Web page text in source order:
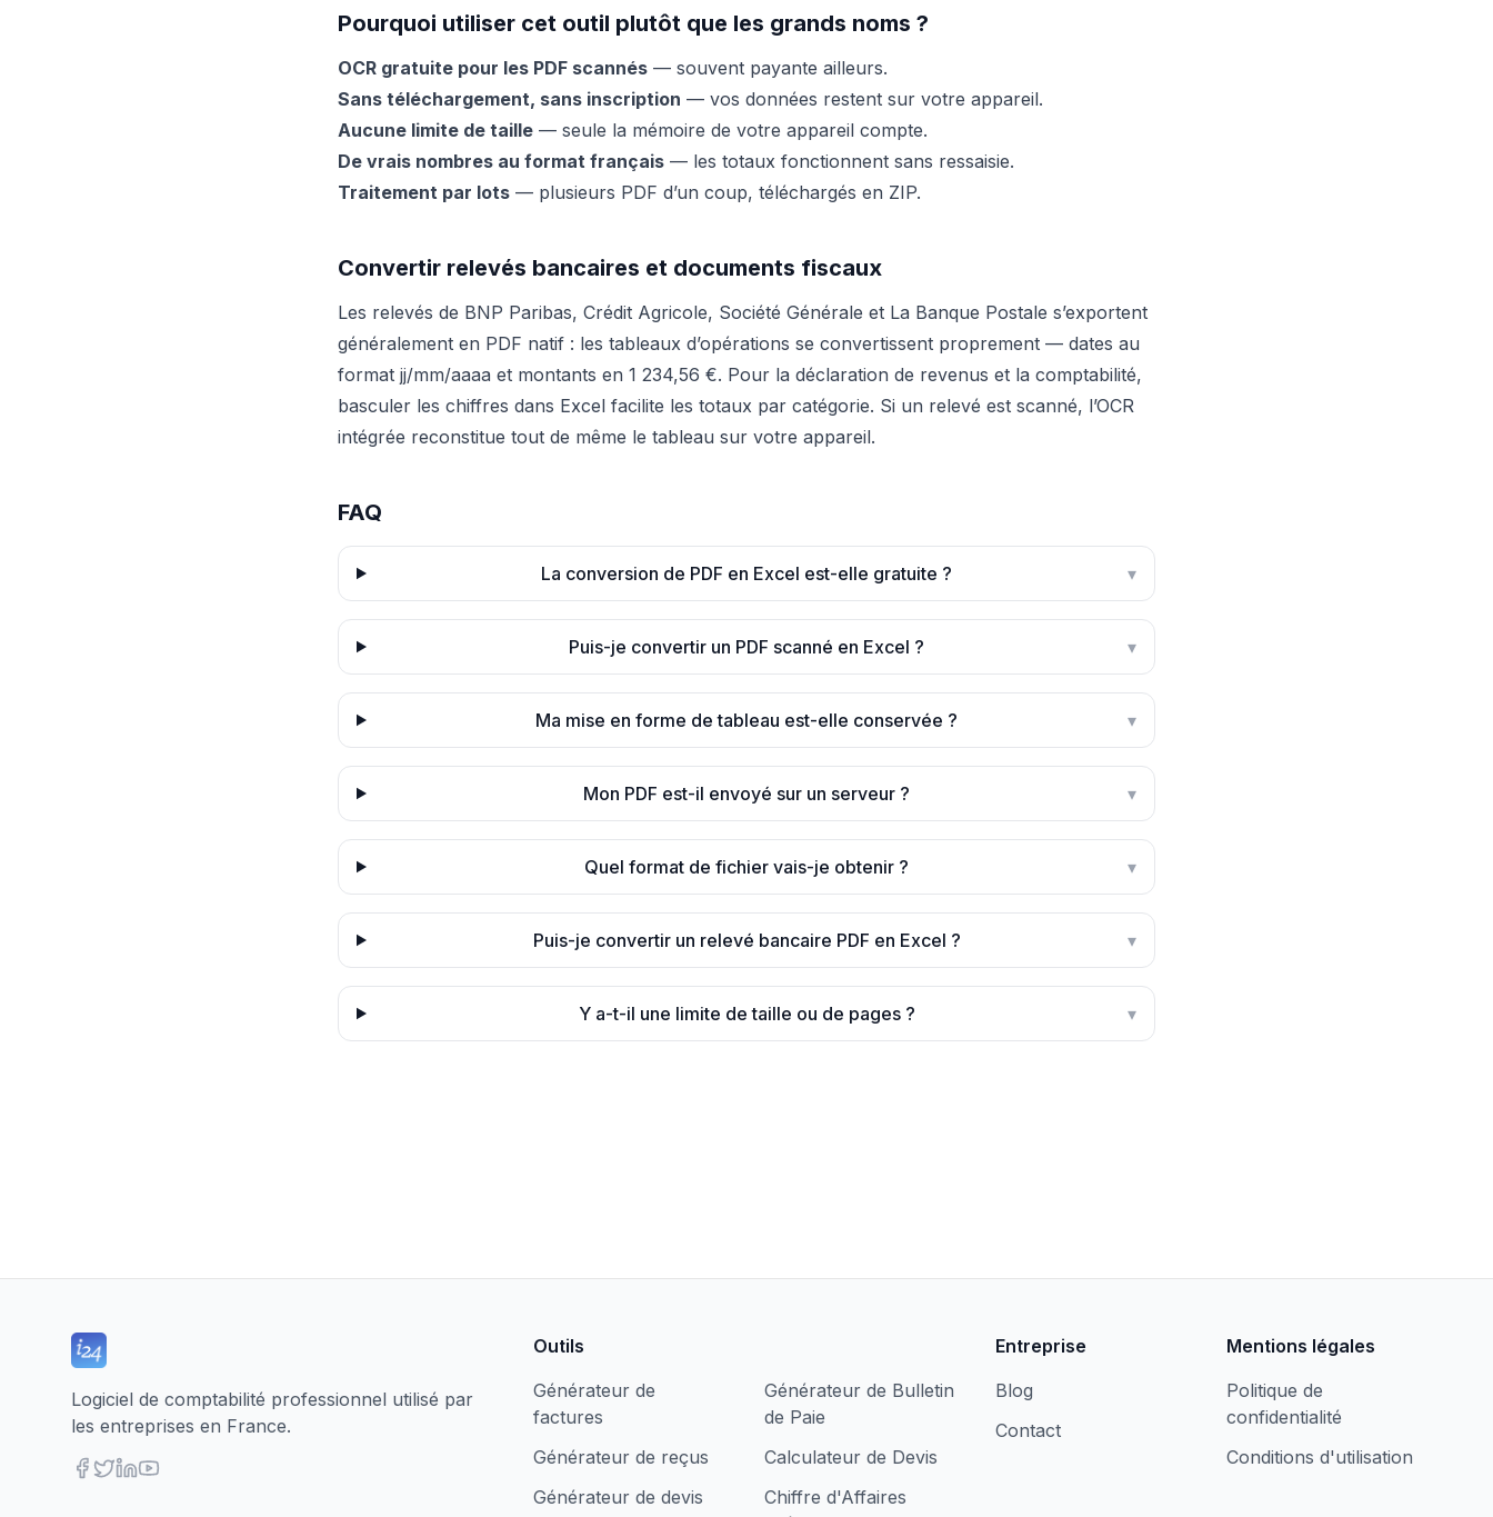
Pourquoi utiliser cet outil plutôt que les grands noms ?
OCR gratuite pour les PDF scannés — souvent payante ailleurs.
Sans téléchargement, sans inscription — vos données restent sur votre appareil.
Aucune limite de taille — seule la mémoire de votre appareil compte.
De vrais nombres au format français — les totaux fonctionnent sans ressaisie.
Traitement par lots — plusieurs PDF d’un coup, téléchargés en ZIP.
Convertir relevés bancaires et documents fiscaux
Les relevés de BNP Paribas, Crédit Agricole, Société Générale et La Banque Postale s’exportent
généralement en PDF natif : les tableaux d’opérations se convertissent proprement — dates au
format jj/mm/aaaa et montants en 1 234,56 €. Pour la déclaration de revenus et la comptabilité,
basculer les chiffres dans Excel facilite les totaux par catégorie. Si un relevé est scanné, l’OCR
intégrée reconstitue tout de même le tableau sur votre appareil.
FAQ
La conversion de PDF en Excel est-elle gratuite ? ▾
Puis-je convertir un PDF scanné en Excel ? ▾
Ma mise en forme de tableau est-elle conservée ? ▾
Mon PDF est-il envoyé sur un serveur ? ▾
Quel format de fichier vais-je obtenir ? ▾
Puis-je convertir un relevé bancaire PDF en Excel ? ▾
Y a-t-il une limite de taille ou de pages ? ▾
Logiciel de comptabilité professionnel utilisé par
les entreprises en France.
Outils
Générateur de
factures
Générateur de reçus
Générateur de devis
Générateur de Bulletin
de Paie
Calculateur de Devis
Chiffre d'Affaires
Entreprise
Blog
Contact
Mentions légales
Politique de
confidentialité
Conditions d'utilisation